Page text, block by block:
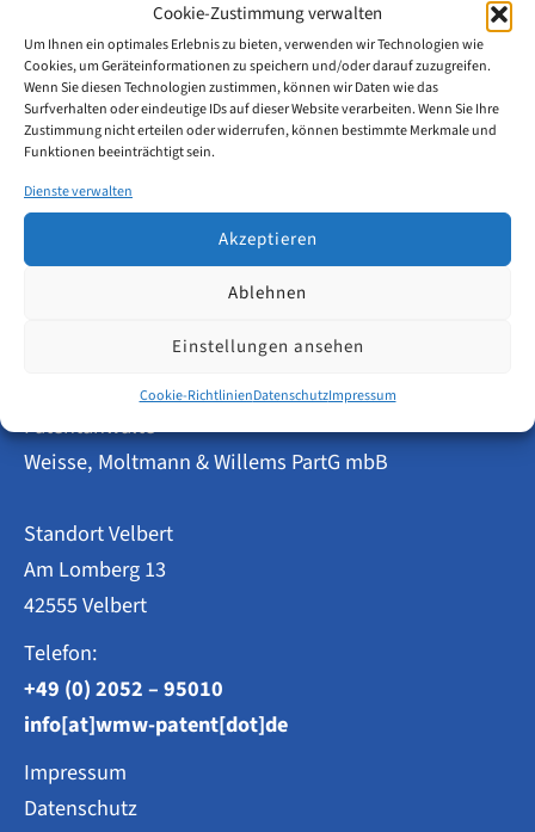
Cookie-Zustimmung verwalten
Um Ihnen ein optimales Erlebnis zu bieten, verwenden wir Technologien wie
Cookies, um Geräteinformationen zu speichern und/oder darauf zuzugreifen.
Wenn Sie diesen Technologien zustimmen, können wir Daten wie das
Surfverhalten oder eindeutige IDs auf dieser Website verarbeiten. Wenn Sie Ihre
Zustimmung nicht erteilen oder widerrufen, können bestimmte Merkmale und
Funktionen beeinträchtigt sein.
Dienste verwalten
Akzeptieren
Ablehnen
Einstellungen ansehen
Cookie-RichtlinienDatenschutzImpressum
Gebrauchsmustern in Berlin für das Jahr 2023
genauer untersucht. Dabei wurden sowohl
Unternehmen als auch Privatpersonen
berücksichtigt, um ein umfassendes Bild der Berliner
Innovationsaktivität zu erhalten.
Patentanwälte
Weisse, Moltmann & Willems PartG mbB
Standort Velbert
Am Lomberg 13
42555 Velbert
Telefon:
+49 (0) 2052 – 95010
info[at]wmw-patent[dot]de
Impressum
Datenschutz